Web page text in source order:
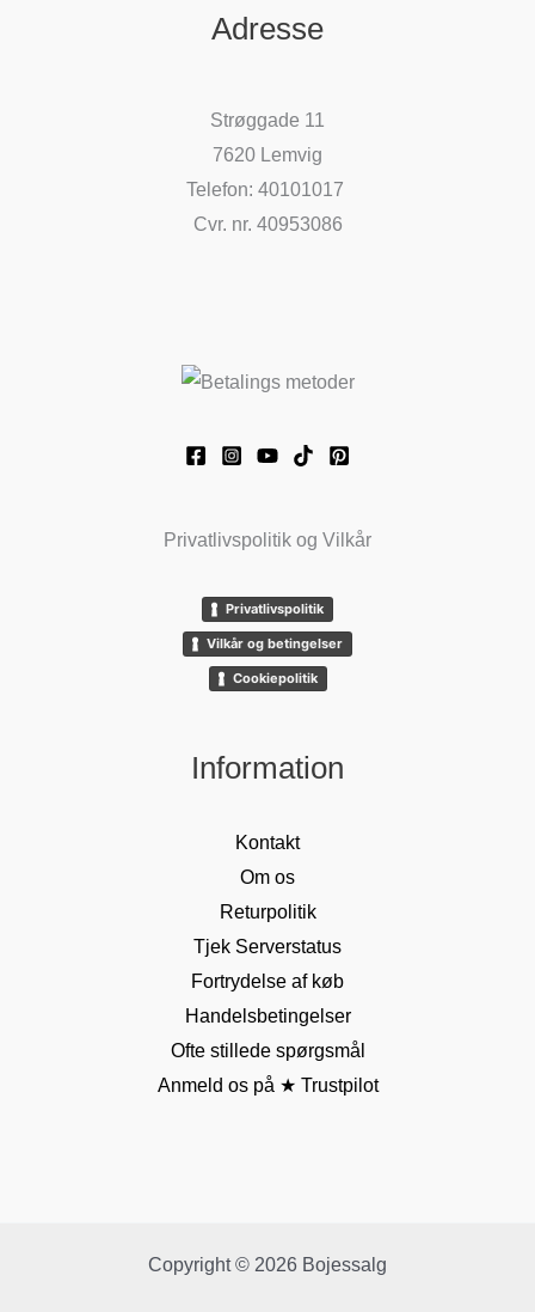
Adresse
Strøggade 11
7620 Lemvig
Telefon: 40101017
Cvr. nr. 40953086
Privatlivspolitik og Vilkår
Privatlivspolitik
Vilkår og betingelser
Cookiepolitik
Information
Kontakt
Om os
Returpolitik
Tjek Serverstatus
Fortrydelse af køb
Handelsbetingelser
Ofte stillede spørgsmål
Anmeld os på ★ Trustpilot
Copyright © 2026 Bojessalg